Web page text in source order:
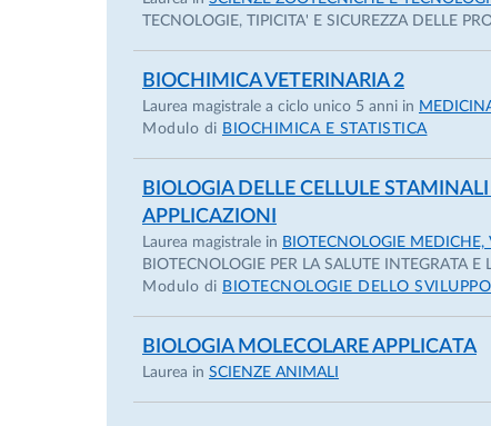
fattori di stress (ambientali, o nutrizionali),
Attività didattica: Docente di Biochimica
di laurea in medicina veterinaria e corso
Biologia e biotecnologie delle cellule
Farmaceutiche e Veterinarie).
TECNOLOGIE, TIPICITA' E SICUREZZA DELLE
BIOCHIMICA VETERINARIA 2
Laurea magistrale a ciclo unico 5 anni in
Modulo di BIOCHIMICA E STATISTICA
BIOLOGIA DELLE CELLULE
APPLICAZIONI
Laurea magistrale in BIOTECNOLOGIE MEDICHE,
BIOTECNOLOGIE PER LA SALUTE INTEGRATA E
Modulo di BIOTECNOLOGIE DELLO
BIOLOGIA MOLECOLARE APPLICATA
Laurea in SCIENZE ANIMALI